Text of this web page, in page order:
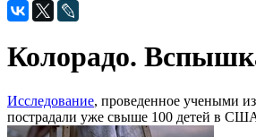
Колорадо.
Исследование, проведенное учеными
пострадали уже свыше 100 детей в